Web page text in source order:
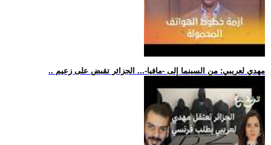
.. مهدي لعريبي: من السينما إلى -مافيا-... الجزائر تقبض على زعيم